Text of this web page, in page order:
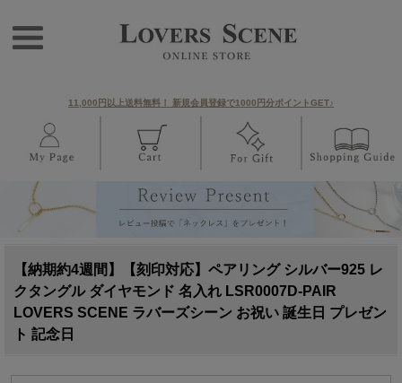
11,000円以上送料無料！ 新規会員登録で1000円分ポイントGET♪
【納期約4週間】【刻印対応】ペアリング シルバー925 レ
クタングル ダイヤモンド 名入れ LSR0007D-PAIR
LOVERS SCENE ラバーズシーン お祝い 誕生日 プレゼン
ト 記念日